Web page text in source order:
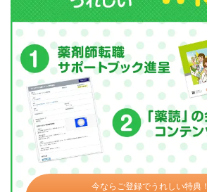
今ならご登録でうれしい特典！